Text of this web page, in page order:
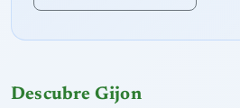
Descubre Gijon